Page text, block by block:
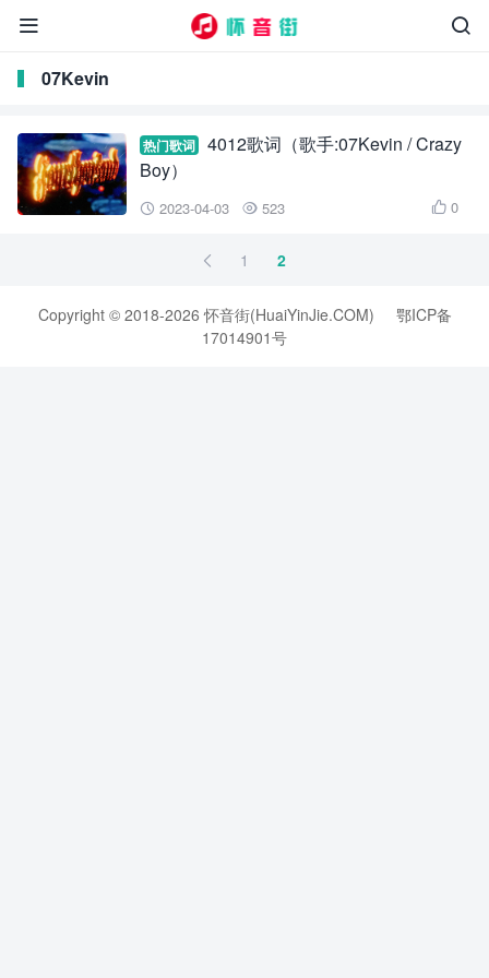


07Kevin
热门歌词
4012歌词（歌手:07Kevin / Crazy
Boy）
 2023-04-03  523  0
 1 2
Copyright © 2018-2026 怀音街(HuaiYinJie.COM)
鄂ICP备
17014901号